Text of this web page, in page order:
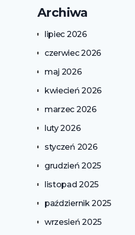
Archiwa
lipiec 2026
czerwiec 2026
maj 2026
kwiecień 2026
marzec 2026
luty 2026
styczeń 2026
grudzień 2025
listopad 2025
październik 2025
wrzesień 2025